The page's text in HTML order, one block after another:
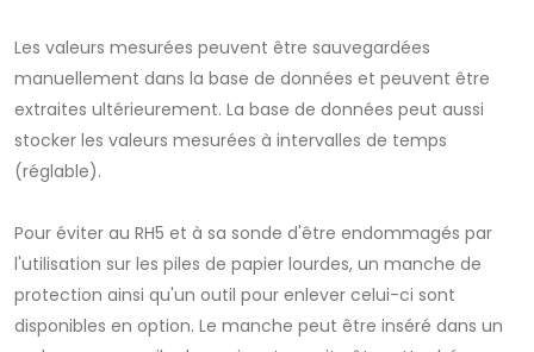
Les valeurs mesurées peuvent être sauvegardées
manuellement dans la base de données et peuvent être
extraites ultérieurement. La base de données peut aussi
stocker les valeurs mesurées à intervalles de temps
(réglable).
Pour éviter au RH5 et à sa sonde d'être endommagés par
l'utilisation sur les piles de papier lourdes, un manche de
protection ainsi qu'un outil pour enlever celui-ci sont
disponibles en option. Le manche peut être inséré dans un